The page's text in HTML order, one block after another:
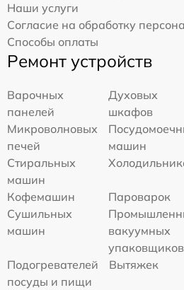
Наши услуги
Согласие на обработку
Способы оплаты
Ремонт устройств
Варочных
панелей
Духовых
шкафов
Микроволновых
печей
машин
Стиральных
машин
Кофемашин
Пароварок
Сушильных
машин
вакуумных
упаковщиков
Подогревателей
посуды и пищи
Вытяжек